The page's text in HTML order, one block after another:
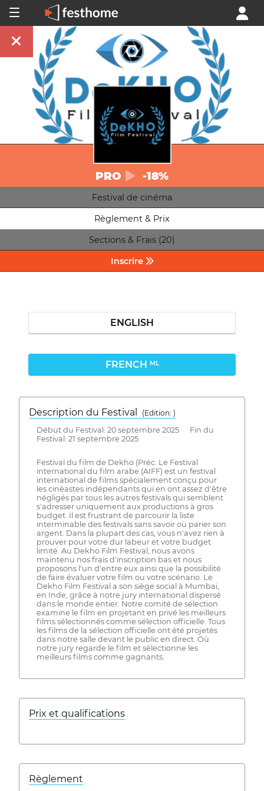
PRO -18%
Festival de cinéma
Règlement & Prix
Sections & Frais (20)
Inscrire
ENGLISH
FRENCH ML
Description du Festival
( Edition: )
Début du Festival: 20 septembre 2025 Fin du
Festival: 21 septembre 2025
Festival du film de Dekho (Préc. Le Festival
international du film arabe (AIFF) est un festival
international de films spécialement conçu pour
les cinéastes indépendants qui en ont assez d'être
négligés par tous les autres festivals qui semblent
s'adresser uniquement aux productions à gros
budget. Il est frustrant de parcourir la liste
interminable des festivals sans savoir où parier son
argent. Dans la plupart des cas, vous n'avez rien à
prouver pour votre dur labeur et votre budget
limité. Au Dekho Film Festival, nous avons
maintenu nos frais d'inscription bas et nous
proposons l'un d'entre eux ainsi que la possibilité
de faire évaluer votre film ou votre scénario. Le
Dekho Film Festival a son siège social à Mumbai,
en Inde, grâce à notre jury international dispersé
dans le monde entier. Notre comité de sélection
examine le film en projetant en privé les meilleurs
films sélectionnés comme sélection officielle. Tous
les films de la sélection officielle ont été projetés
dans notre salle devant le public en direct. Où
notre jury regarde le film et sélectionne les
meilleurs films comme gagnants.
Prix ​​et qualifications
Règlement